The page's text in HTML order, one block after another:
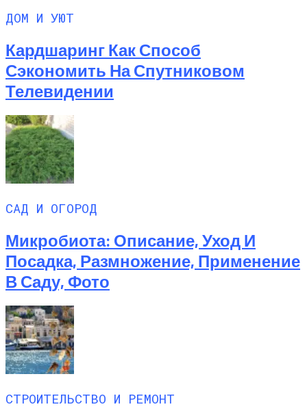
ДОМ И УЮТ
Кардшаринг Как Способ
Сэкономить На Спутниковом
Телевидении
САД И ОГОРОД
Микробиота: Описание, Уход И
Посадка, Размножение, Применение
В Саду, Фото
СТРОИТЕЛЬСТВО И РЕМОНТ